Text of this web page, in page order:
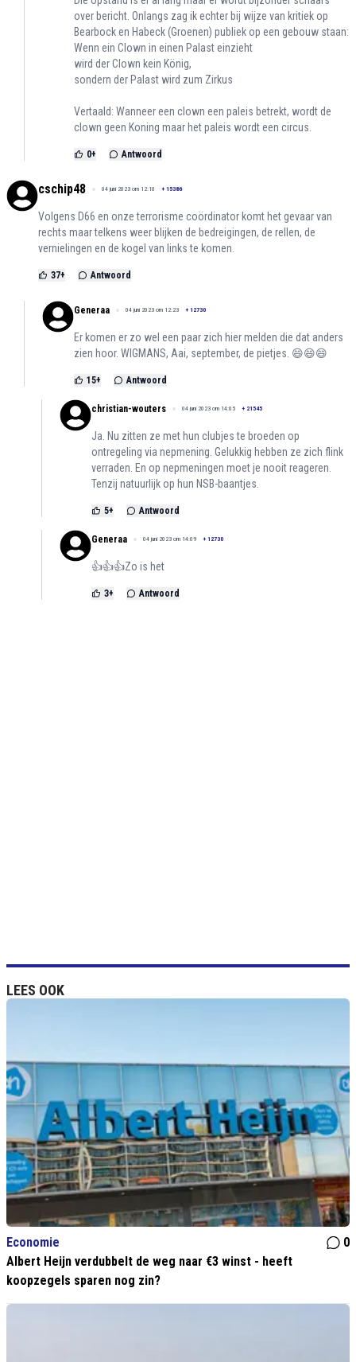
over bericht. Onlangs zag ik echter bij wijze van kritiek op
Bearbock en Habeck (Groenen) publiek op een gebouw staan:
Wenn ein Clown in einen Palast einzieht
wird der Clown kein König,
sondern der Palast wird zum Zirkus
Vertaald: Wanneer een clown een paleis betrekt, wordt de
clown geen Koning maar het paleis wordt een circus.
0+ Antwoord
cschip48 04 juni 2023 om 12:10 + 15386
Volgens D66 en onze terrorisme coördinator komt het gevaar van
rechts maar telkens weer blijken de bedreigingen, de rellen, de
vernielingen en de kogel van links te komen.
37+ Antwoord
Generaa 04 juni 2023 om 12:23 + 12730
Er komen er zo wel een paar zich hier melden die dat anders
zien hoor. WIGMANS, Aai, september, de pietjes. 😄😄😄
15+ Antwoord
christian-wouters 04 juni 2023 om 14:05 + 21545
Ja. Nu zitten ze met hun clubjes te broeden op
ontregeling via nepmening. Gelukkig hebben ze zich flink
verraden. En op nepmeningen moet je nooit reageren.
Tenzij natuurlijk op hun NSB-baantjes.
5+ Antwoord
Generaa 04 juni 2023 om 14:09 + 12730
👍👍👍Zo is het
3+ Antwoord
LEES OOK
Economie
0
Albert Heijn verdubbelt de weg naar €3 winst - heeft
koopzegels sparen nog zin?